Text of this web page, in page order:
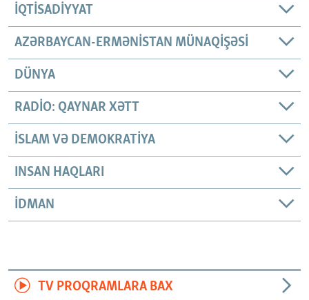
İQTISADIYYAT
AZƏRBAYCAN-ERMƏNISTAN MÜNAQIŞƏSI
DÜNYA
RADIO: QAYNAR XƏTT
İSLAM VƏ DEMOKRATIYA
INSAN HAQLARI
İDMAN
TV PROQRAMLARA BAX